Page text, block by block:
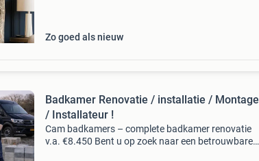
Zo goed als nieuw
Badkamer Renovatie / installatie / Montage
/ Installateur !
Cam badkamers – complete badkamer renovatie
v.a. €8.450 Bent u op zoek naar een betrouwbare